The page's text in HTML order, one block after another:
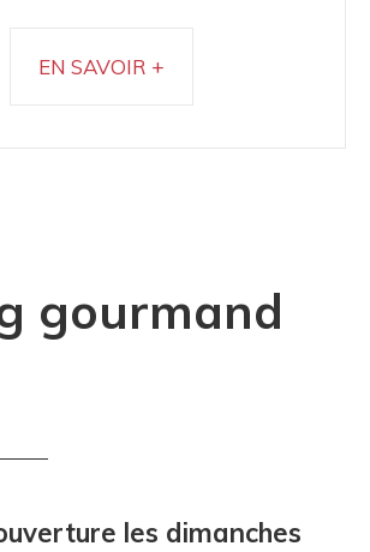
EN SAVOIR +
gourmand
les dimanches